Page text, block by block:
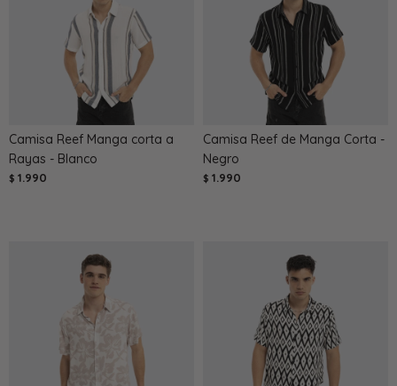
Camisa Reef Manga corta a
Rayas - Blanco
$ 1.990
Camisa Reef de Manga Corta -
Negro
$ 1.990